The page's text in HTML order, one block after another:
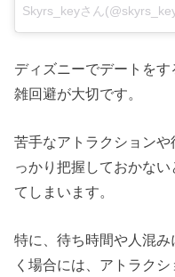
Skyrs_keyさん
ディズニーでデートを
雑回避が大切です。
苦手なアトラクション
っかり把握しておかな
てしまいます。
特に、待ち時間や人混
く場合には、アトラク